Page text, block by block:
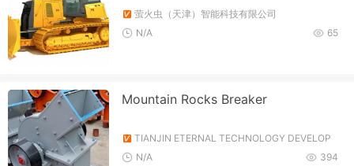
萤火虫（天津）智能科技有限公司
65
N/A
Mountain Rocks Breaker
TIANJIN ETERNAL TECHNOLOGY DEVELOP
MENT CO., LTD.
394
N/A